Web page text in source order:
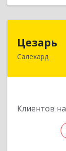
Цезарь
Салехард
Клиентов